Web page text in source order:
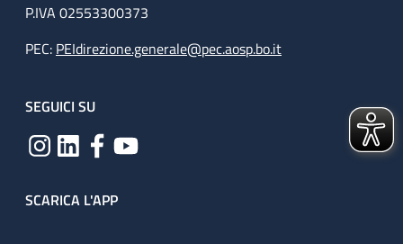
P.IVA 02553300373
PEC: PEIdirezione.generale@pec.aosp.bo.it
SEGUICI SU
SCARICA L'APP